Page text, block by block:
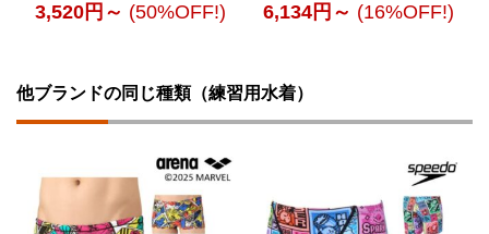
3,520円～ (50%OFF!) 6,134円～ (16%OFF!)
他ブランドの同じ種類（練習用水着）